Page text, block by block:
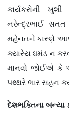
કાર્યકરોની
નરેન્દ્રભાઈ સતત
મહેનતને કારણે
ક્યારેય ઘમંડ ન
માનવો જોઈએ કે
પથ્થરે ભાર સહન
દેશભક્તિના બન્યા